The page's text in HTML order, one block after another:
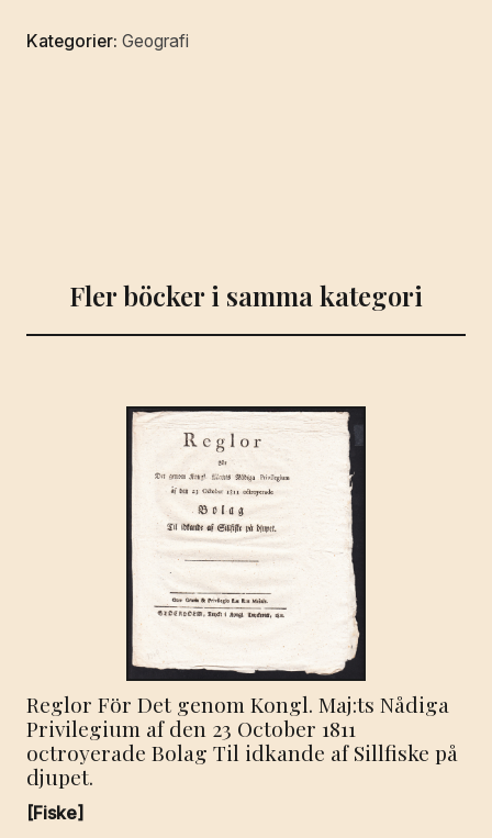
mängd
Kategorier: Geografi
Fler böcker i samma kategori
Reglor För Det genom Kongl. Maj:ts Nådiga
Privilegium af den 23 October 1811
octroyerade Bolag Til idkande af Sillfiske på
djupet.
[Fiske]